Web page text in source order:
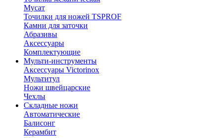
Мусат
Точилки для ножей TSPROF
Камни для заточки
Абразивы
Аксессуары
Комплектующие
Мульти-инструменты
Аксессуары Victorinox
Мультитул
Ножи швейцарские
Чехлы
Складные ножи
Автоматические
Балисонг
Керамбит